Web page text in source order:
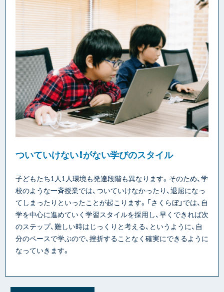
ついていけない！がない学びのスタイル
子どもたち1人1人環境も発達段階も異なります。そのため、学
校のような一斉授業では、ついていけなかったり、退屈になっ
てしまったりといったことが起こります。「さくらぼ」では、自
学を中心に進めていく学習スタイルを採用し、早くできれば次
のステップ、難しい時はじっくりと考える、というように、自
分のペースで学ぶので、挫折することなく確実にできるように
なっていきます。